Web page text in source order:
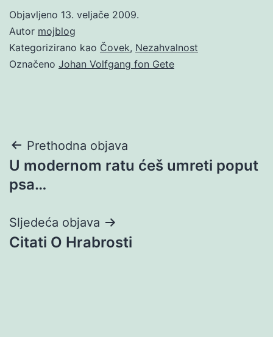
Objavljeno 13. veljače 2009.
Autor mojblog
Kategorizirano kao Čovek, Nezahvalnost
Označeno Johan Volfgang fon Gete
Navigacija
objava
Prethodna objava
U modernom ratu ćeš umreti poput
psa…
Sljedeća objava
Citati O Hrabrosti